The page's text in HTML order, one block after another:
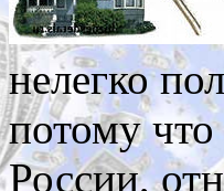
нелегко
потому
России,